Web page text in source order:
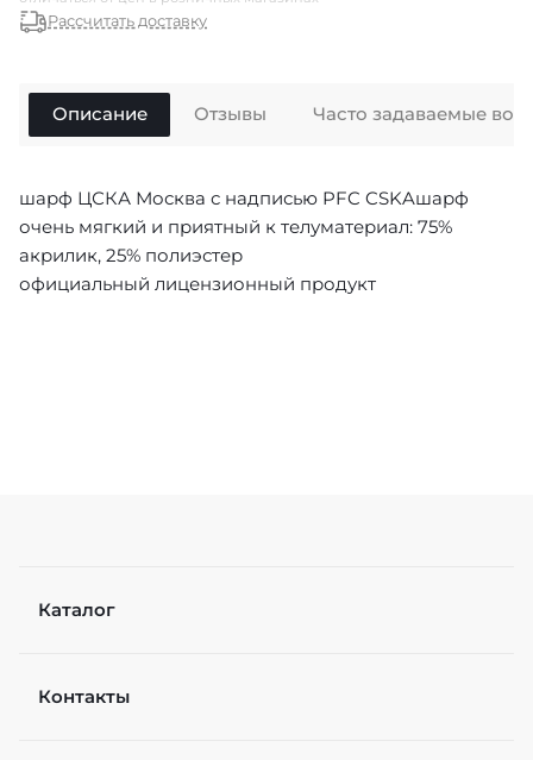
Рассчитать доставку
Описание
шарф ЦСКА Москва с надписью PFC CSKAшарф
очень мягкий и приятный к телуматериал: 75%
акрилик, 25% полиэстер
официальный лицензионный продукт
Отзывы Часто задаваемые
Каталог
Контакты